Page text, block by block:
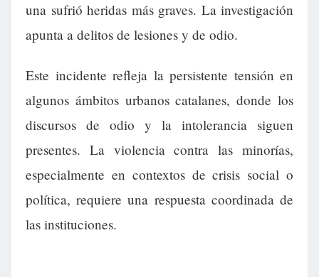
una sufrió heridas más graves. La investigación
apunta a delitos de lesiones y de odio.
Este incidente refleja la persistente tensión en
algunos ámbitos urbanos catalanes, donde los
discursos de odio y la intolerancia siguen
presentes. La violencia contra las minorías,
especialmente en contextos de crisis social o
política, requiere una respuesta coordinada de
las instituciones.